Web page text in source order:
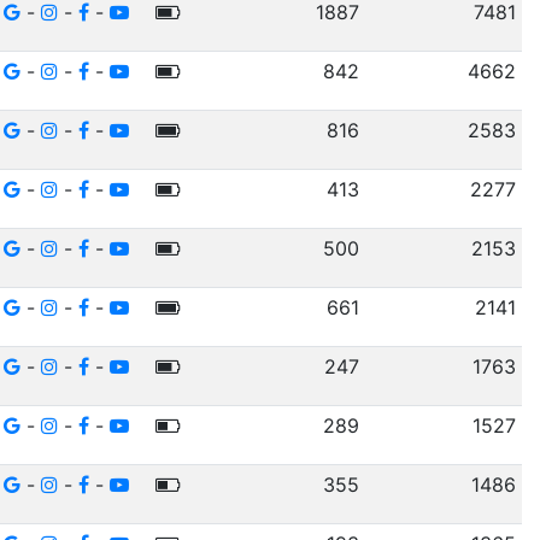
- - - 1887 7481
- - - 842 4662
- - - 816 2583
- - - 413 2277
- - - 500 2153
- - - 661 2141
- - - 247 1763
- - - 289 1527
- - - 355 1486